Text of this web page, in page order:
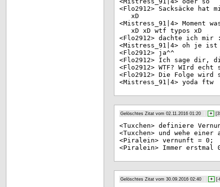
<Flo2912> Sacksäcke hat
xD
<Mistress_91|4> Moment
xD xD wtf typos xD
<Flo2912> dachte ich mir
<Mistress_91|4> oh je ist
<Flo2912> ja^^
<Flo2912> Ich sage dir,
<Flo2912> WTF? WIrd echt
<Flo2912> Die Folge wird
<Mistress_91|4> yoda ftw
Gelöschtes Zitat vom 02.11.2016 01:20 + [
<Tuxchen> definiere
<Tuxchen> und wehe
<Pi ralein> vernunft = 0;
<Pi ralein> Immer erstmal
Gelöschtes Zitat vom 30.09.2016 02:40 + [-